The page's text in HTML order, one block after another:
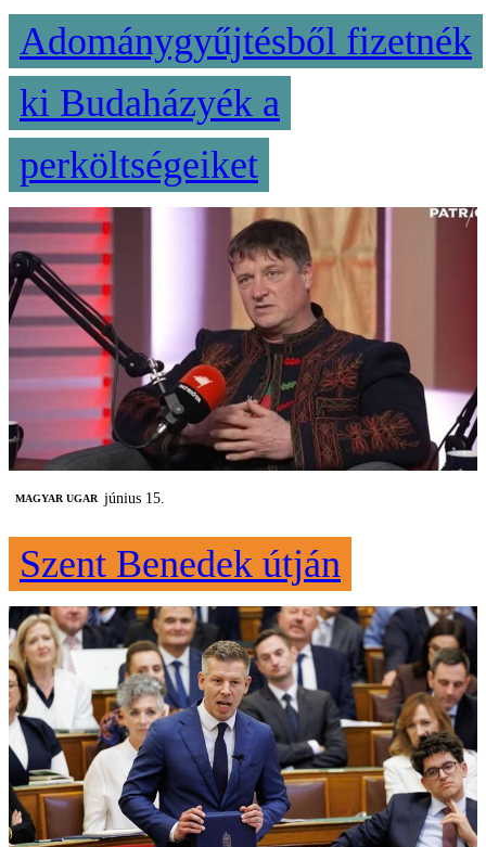
Adománygyűjtésből fizetnék
ki Budaházyék a
perköltségeiket
MAGYAR UGAR június 15.
Szent Benedek útján